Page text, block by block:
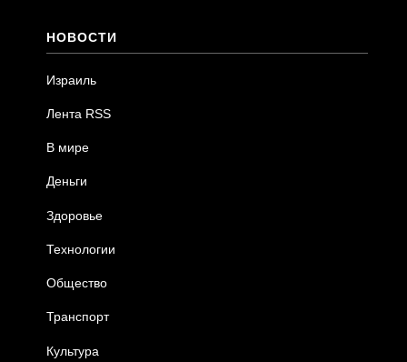
НОВОСТИ
Израиль
Лента RSS
В мире
Деньги
Здоровье
Технологии
Общество
Транспорт
Культура